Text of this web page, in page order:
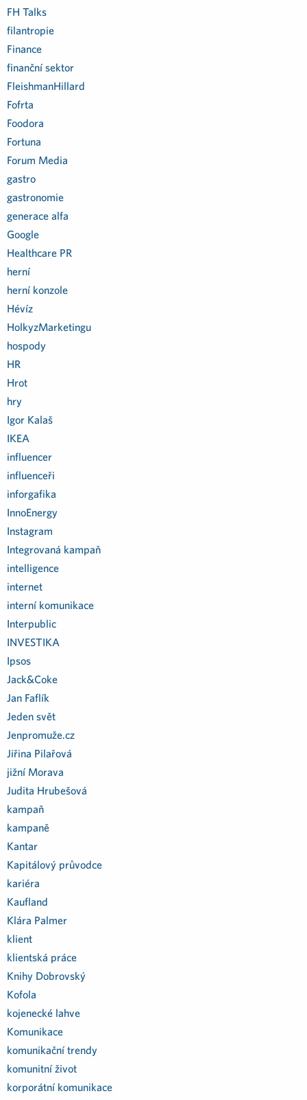
FH Talks
filantropie
Finance
finanční sektor
FleishmanHillard
Fofrta
Foodora
Fortuna
Forum Media
gastro
gastronomie
generace alfa
Google
Healthcare PR
herní
herní konzole
Hévíz
HolkyzMarketingu
hospody
HR
Hrot
hry
Igor Kalaš
IKEA
influencer
influenceři
inforgafika
InnoEnergy
Instagram
Integrovaná kampaň
intelligence
internet
interní komunikace
Interpublic
INVESTIKA
Ipsos
Jack&Coke
Jan Faflík
Jeden svět
Jenpromuže.cz
Jiřina Pilařová
jižní Morava
Judita Hrubešová
kampaň
kampaně
Kantar
Kapitálový průvodce
kariéra
Kaufland
Klára Palmer
klient
klientská práce
Knihy Dobrovský
Kofola
kojenecké lahve
Komunikace
komunikační trendy
komunitní život
korporátní komunikace